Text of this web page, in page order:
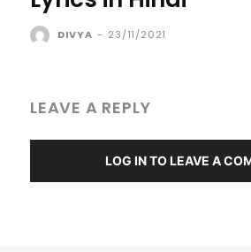
DIVYA - 23/11/2021
LEAVE A REPLY
LOG IN TO LEAVE A